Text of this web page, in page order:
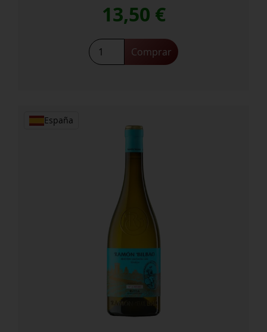
13,50 €
Ramón
Bilbao
Comprar
España